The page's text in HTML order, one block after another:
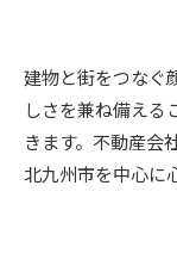
建物と街をつなぐ
しさを兼ね備える
きます。不動産会
北九州市を中心に